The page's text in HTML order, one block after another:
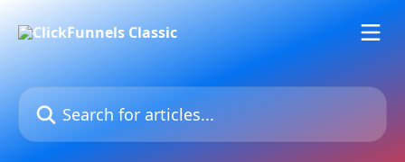
Search for articles...